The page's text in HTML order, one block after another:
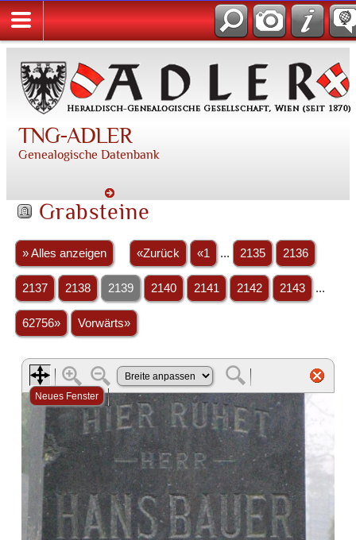
TNG-ADLER
Genealogische Datenbank
Grabsteine
» Alles anzeigen «Zurück «1 ... 2135 2136
2137 2138 2139 2140 2141 2142 2143 ...
62756» Vorwärts»